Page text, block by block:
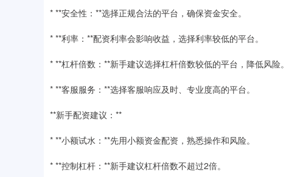
* **安全性：**选择正规合法的平台，确保资金安全。
* **利率：**配资利率会影响收益，选择利率较低的平台。
* **杠杆倍数：**新手建议选择杠杆倍数较低的平台，降低风险。
* **客服服务：**选择客服响应及时、专业度高的平台。
**新手配资建议：**
* **小额试水：**先用小额资金配资，熟悉操作和风险。
* **控制杠杆：**新手建议杠杆倍数不超过2倍。